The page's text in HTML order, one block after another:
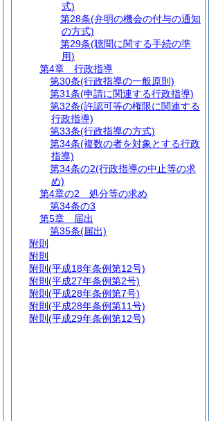
式)
第28条(弁明の機会の付与の通知
の方式)
第29条(聴聞に関する手続の準
用)
第4章
行政指導
第30条(行政指導の一般原則)
第31条(申請に関連する行政指導)
第32条(許認可等の権限に関連する
行政指導)
第33条(行政指導の方式)
第34条(複数の者を対象とする行政
指導)
第34条の2(行政指導の中止等の求
め)
第4章の2
処分等の求め
第34条の3
第5章
届出
第35条(届出)
附則
附則
附則 (平成18年条例第12号)
附則 (平成27年条例第2号)
附則 (平成28年条例第7号)
附則 (平成28年条例第11号)
附則 (平成29年条例第12号)